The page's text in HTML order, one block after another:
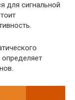
для сигнальной
определяет